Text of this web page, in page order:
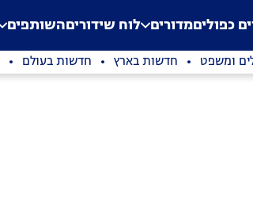
Application error: a
. כפוליםמדורים לוח שידוריםהשותפים
ומשפט חדשות בארץ חדשות בעולם